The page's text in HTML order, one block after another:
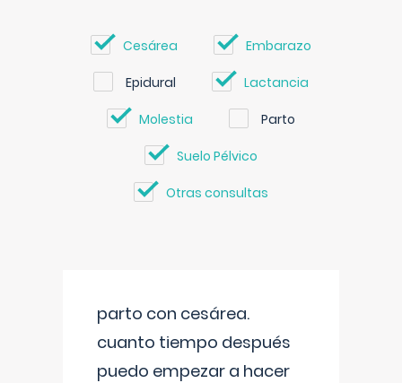
Cesárea Embarazo
Epidural Lactancia
Molestia Parto
Suelo Pélvico
Otras consultas
parto con cesárea.
cuanto tiempo después
puedo empezar a hacer